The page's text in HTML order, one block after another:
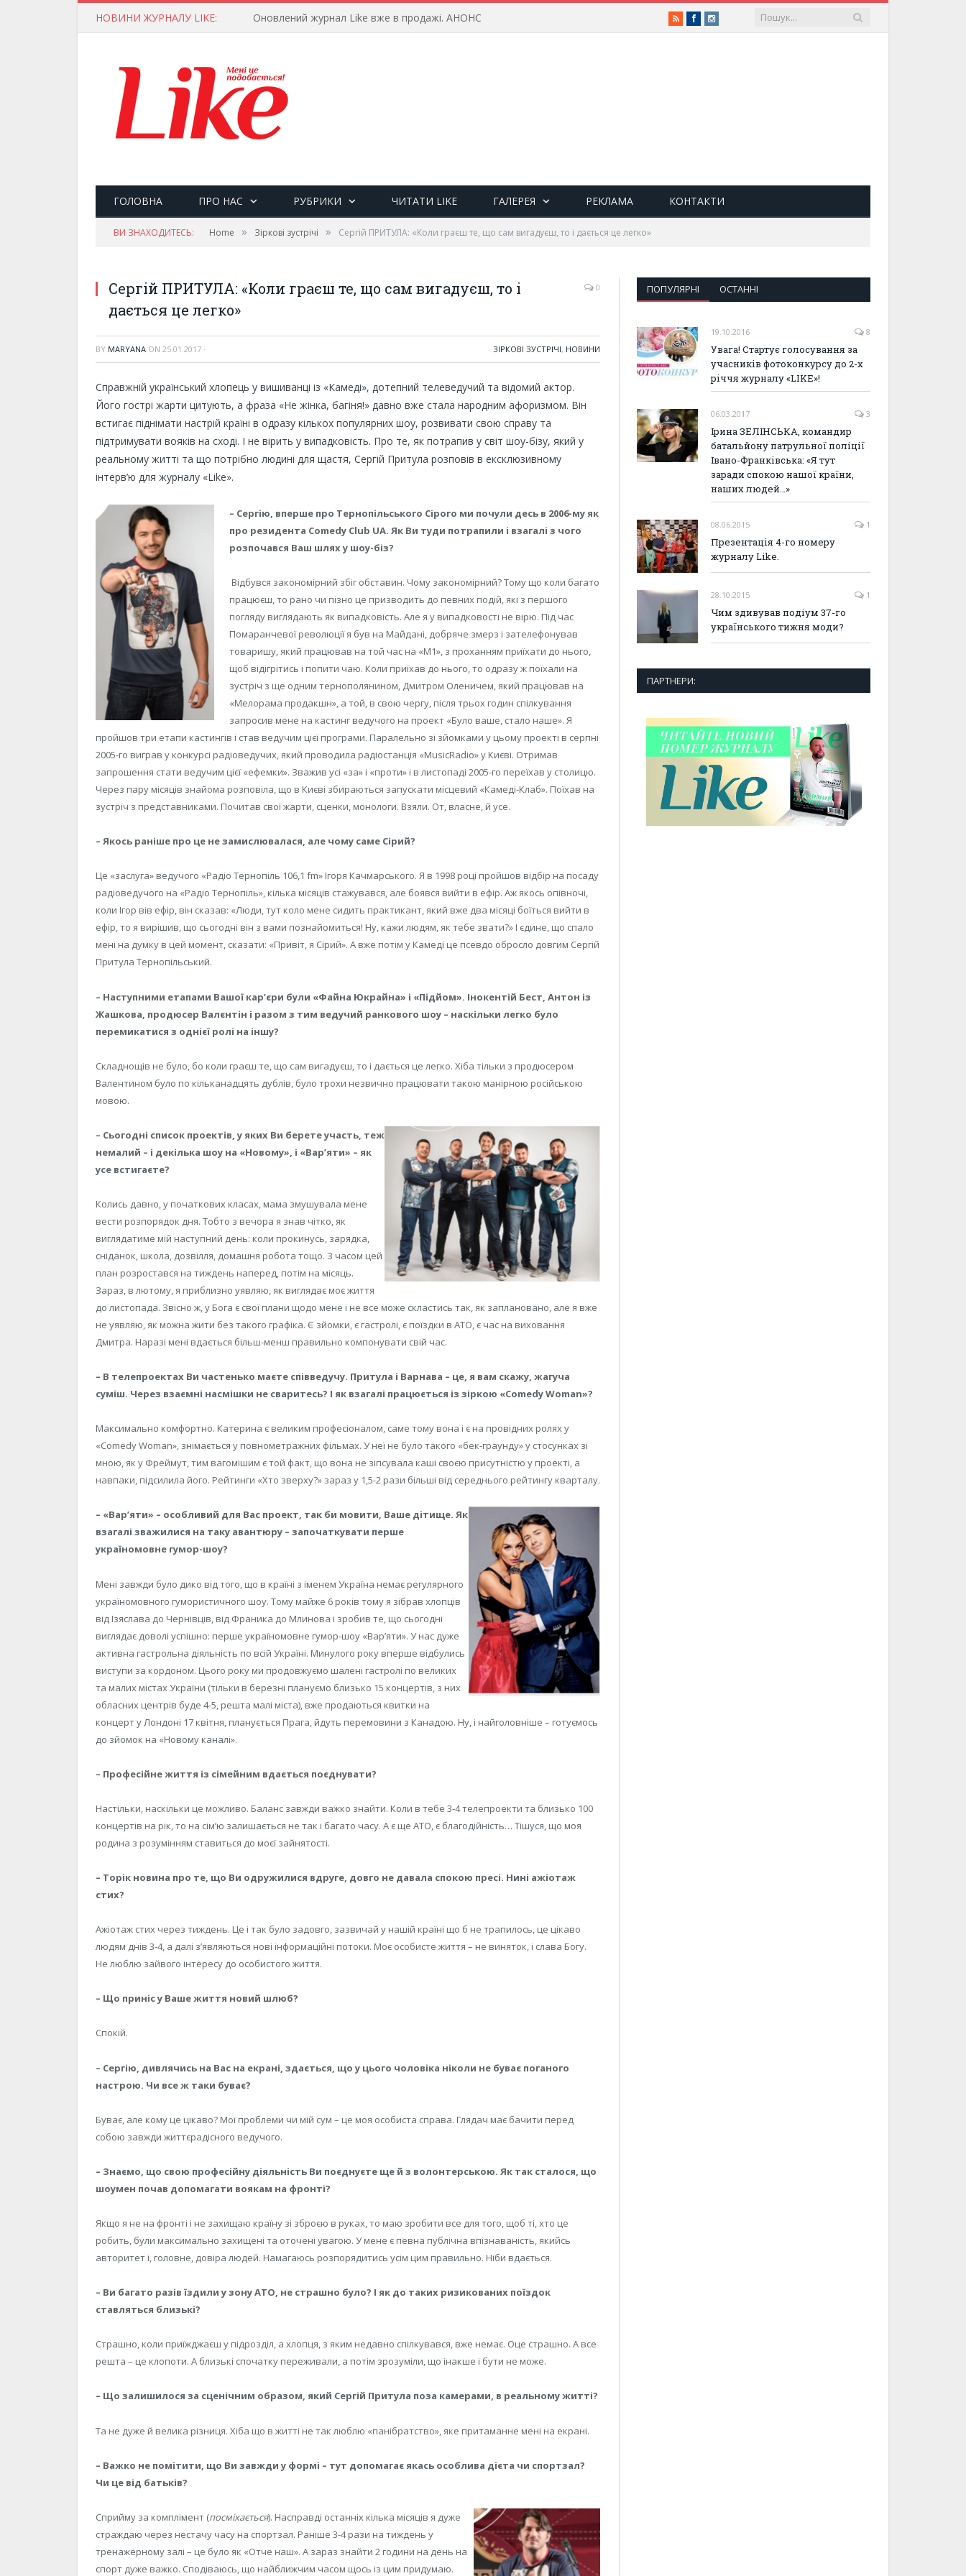
НОВИНИ ЖУРНАЛУ LIKE: Оновлений журнал Like вже в продажі. АНОНС RSSFacebookInstagram
ГОЛОВНА ПРО НАС РУБРИКИ ЧИТАТИ LIKE ГАЛЕРЕЯ РЕКЛАМА КОНТАКТИ
ВИ ЗНАХОДИТЕСЬ: Home » Зіркові зустрічі » Сергій ПРИТУЛА: «Коли граєш те, що сам вигадуєш, то і дається це легко»
Сергій ПРИТУЛА: «Коли граєш те, що сам вигадуєш, то і
дається це легко»
0
BY MARYANA ON 25.01.2017 · ЗІРКОВІ ЗУСТРІЧІ, НОВИНИ
Справжній український хлопець у вишиванці із «Камеді», дотепний телеведучий та відомий актор.
Його гострі жарти цитують, а фраза «Не жінка, багіня!» давно вже стала народним афоризмом. Він
встигає піднімати настрій країні в одразу кількох популярних шоу, розвивати свою справу та
підтримувати вояків на сході. І не вірить у випадковість. Про те, як потрапив у світ шоу-бізу, який у
реальному житті та що потрібно людині для щастя, Сергій Притула розповів в ексклюзивному
інтерв’ю для журналу «Like».
– Сергію, вперше про Тернопільського Сірого ми почули десь в 2006-му як
про резидента Comedy Club UA. Як Ви туди потрапили і взагалі з чого
розпочався Ваш шлях у шоу-біз?
Відбувся закономірний збіг обставин. Чому закономірний? Тому що коли багато
працюєш, то рано чи пізно це призводить до певних подій, які з першого
погляду виглядають як випадковість. Але я у випадковості не вірю. Під час
Помаранчевої революції я був на Майдані, добряче змерз і зателефонував
товаришу, який працював на той час на «М1», з проханням приїхати до нього,
щоб відігрітись і попити чаю. Коли приїхав до нього, то одразу ж поїхали на
зустріч з ще одним тернополянином, Дмитром Оленичем, який працював на
«Мелорама продакшн», а той, в свою чергу, після трьох годин спілкування
запросив мене на кастинг ведучого на проект «Було ваше, стало наше». Я
пройшов три етапи кастингів і став ведучим цієї програми. Паралельно зі зйомками у цьому проекті в серпні
2005-го виграв у конкурсі радіоведучих, який проводила радіостанція «MusicRadio» у Києві. Отримав
запрошення стати ведучим цієї «ефемки». Зважив усі «за» і «проти» і в листопаді 2005-го переїхав у столицю.
Через пару місяців знайома розповіла, що в Києві збираються запускати місцевий «Камеді-Клаб». Поїхав на
зустріч з представниками. Почитав свої жарти, сценки, монологи. Взяли. От, власне, й усе.
– Якось раніше про це не замислювалася, але чому саме Сірий?
Це «заслуга» ведучого «Радіо Тернопіль 106,1 fm» Ігоря Качмарського. Я в 1998 році пройшов відбір на посаду
радіоведучого на «Радіо Тернопіль», кілька місяців стажувався, але боявся вийти в ефір. Аж якось опівночі,
коли Ігор вів ефір, він сказав: «Люди, тут коло мене сидить практикант, який вже два місяці боїться вийти в
ефір, то я вирішив, що сьогодні він з вами познайомиться! Ну, кажи людям, як тебе звати?» І єдине, що спало
мені на думку в цей момент, сказати: «Привіт, я Сірий». А вже потім у Камеді це псевдо обросло довгим Сергій
Притула Тернопільський.
– Наступними етапами Вашої кар’єри були «Файна Юкрайна» і «Підйом». Інокентій Бест, Антон із
Жашкова, продюсер Валєнтін і разом з тим ведучий ранкового шоу – наскільки легко було
перемикатися з однієї ролі на іншу?
Складнощів не було, бо коли граєш те, що сам вигадуєш, то і дається це легко. Хіба тільки з продюсером
Валентином було по кільканадцять дублів, було трохи незвично працювати такою манірною російською
мовою.
– Сьогодні список проектів, у яких Ви берете участь, теж
немалий – і декілька шоу на «Новому», і «Вар’яти» – як
усе встигаєте?
Колись давно, у початкових класах, мама змушувала мене
вести розпорядок дня. Тобто з вечора я знав чітко, як
виглядатиме мій наступний день: коли прокинусь, зарядка,
сніданок, школа, дозвілля, домашня робота тощо. З часом цей
план розростався на тиждень наперед, потім на місяць.
Зараз, в лютому, я приблизно уявляю, як виглядає моє життя
до листопада. Звісно ж, у Бога є свої плани щодо мене і не все може скластись так, як заплановано, але я вже
не уявляю, як можна жити без такого графіка. Є зйомки, є гастролі, є поїздки в АТО, є час на виховання
Дмитра. Наразі мені вдається більш-менш правильно компонувати свій час.
– В телепроектах Ви частенько маєте співведучу. Притула і Варнава – це, я вам скажу, жагуча
суміш. Через взаємні насмішки не сваритесь? І як взагалі працюється із зіркою «Comedy Woman»?
Максимально комфортно. Катерина є великим професіоналом, саме тому вона і є на провідних ролях у
«Comedy Woman», знімається у повнометражних фільмах. У неї не було такого «бек-граунду» у стосунках зі
мною, як у Фреймут, тим вагомішим є той факт, що вона не зіпсувала каші своєю присутністю у проекті, а
навпаки, підсилила його. Рейтинги «Хто зверху?» зараз у 1,5-2 рази більші від середнього рейтингу кварталу.
– «Вар’яти» – особливий для Вас проект, так би мовити, Ваше дітище. Як
взагалі зважилися на таку авантюру – започаткувати перше
україномовне гумор-шоу?
Мені завжди було дико від того, що в країні з іменем Україна немає регулярного
україномовного гумористичного шоу. Тому майже 6 років тому я зібрав хлопців
від Ізяслава до Чернівців, від Франика до Млинова і зробив те, що сьогодні
виглядає доволі успішно: перше україномовне гумор-шоу «Вар’яти». У нас дуже
активна гастрольна діяльність по всій Україні. Минулого року вперше відбулись
виступи за кордоном. Цього року ми продовжуємо шалені гастролі по великих
та малих містах України (тільки в березні плануємо близько 15 концертів, з них
обласних центрів буде 4-5, решта малі міста), вже продаються квитки на
концерт у Лондоні 17 квітня, планується Прага, йдуть перемовини з Канадою. Ну, і найголовніше – готуємось
до зйомок на «Новому каналі».
– Професійне життя із сімейним вдається поєднувати?
Настільки, наскільки це можливо. Баланс завжди важко знайти. Коли в тебе 3-4 телепроекти та близько 100
концертів на рік, то на сім’ю залишається не так і багато часу. А є ще АТО, є благодійність… Тішуся, що моя
родина з розумінням ставиться до моєї зайнятості.
– Торік новина про те, що Ви одружилися вдруге, довго не давала спокою пресі. Нині ажіотаж
стих?
Ажіотаж стих через тиждень. Це і так було задовго, зазвичай у нашій країні що б не трапилось, це цікаво
людям днів 3-4, а далі з’являються нові інформаційні потоки. Моє особисте життя – не виняток, і слава Богу.
Не люблю зайвого інтересу до особистого життя.
– Що приніс у Ваше життя новий шлюб?
Спокій.
– Сергію, дивлячись на Вас на екрані, здається, що у цього чоловіка ніколи не буває поганого
настрою. Чи все ж таки буває?
Буває, але кому це цікаво? Мої проблеми чи мій сум – це моя особиста справа. Глядач має бачити перед
собою завжди життєрадісного ведучого.
– Знаємо, що свою професійну діяльність Ви поєднуєте ще й з волонтерською. Як так сталося, що
шоумен почав допомагати воякам на фронті?
Якщо я не на фронті і не захищаю країну зі зброєю в руках, то маю зробити все для того, щоб ті, хто це
робить, були максимально захищені та оточені увагою. У мене є певна публічна впізнаваність, якийсь
авторитет і, головне, довіра людей. Намагаюсь розпорядитись усім цим правильно. Ніби вдається.
– Ви багато разів їздили у зону АТО, не страшно було? І як до таких ризикованих поїздок
ставляться близькі?
Страшно, коли приїжджаєш у підрозділ, а хлопця, з яким недавно спілкувався, вже немає. Оце страшно. А все
решта – це клопоти. А близькі спочатку переживали, а потім зрозуміли, що інакше і бути не може.
– Що залишилося за сценічним образом, який Сергій Притула поза камерами, в реальному житті?
Та не дуже й велика різниця. Хіба що в житті не так люблю «панібратство», яке притаманне мені на екрані.
– Важко не помітити, що Ви завжди у формі – тут допомагає якась особлива дієта чи спортзал?
Чи це від батьків?
Сприйму за комплімент (посміхається). Насправді останніх кілька місяців я дуже
страждаю через нестачу часу на спортзал. Раніше 3-4 рази на тиждень у
тренажерному залі – це було як «Отче наш». А зараз знайти 2 години на день на
спорт дуже важко. Сподіваюсь, що найближчим часом щось із цим придумаю.
ПОПУЛЯРНІ ОСТАННІ
19.10.2016 8
Увага! Стартує голосування за
учасників фотоконкурсу до 2-х
річчя журналу «LIKE»!
06.03.2017 3
Ірина ЗЕЛІНСЬКА, командир
батальйону патрульної поліції
Івано-Франківська: «Я тут
заради спокою нашої країни,
наших людей…»
08.06.2015 1
Презентація 4-го номеру
журналу Like.
28.10.2015 1
Чим здивував подіум 37-го
українського тижня моди?
ПАРТНЕРИ: